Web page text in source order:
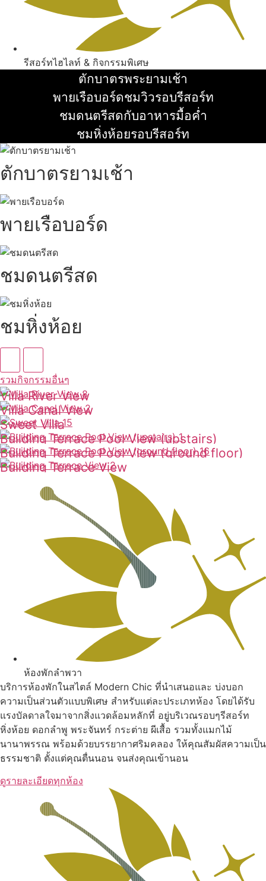
รีสอร์ทไฮไลท์ & กิจกรรมพิเศษ
ตักบาตรพระยามเช้า
อ่านเพิ่ม
พายเรือบอร์ดชมวิวรอบรีสอร์ท
อ่านเพิ่ม
ชมดนตรีสดกับอาหารมื้อค่ำ
อ่านเพิ่ม
ชมหิ่งห้อยรอบรีสอร์ท
ตักบาตรยามเช้า
พายเรือบอร์ด
ชมดนตรีสด
ชมหิ่งห้อย
รวมกิจกรรมอื่นๆ
Villa River View
ดูเพิ่มเติม
Villa Canal View
ดูเพิ่มเติม
Sweet Villa
ดูเพิ่มเติม
Building Terrace Pool View (upstairs)
ดูเพิ่มเติม
Building Terrace Pool View (ground floor)
ดูเพิ่มเติม
Building Terrace View
ห้องพักลำพวา
บริการห้องพักในสไตล์ Modern Chic ที่นำเสนอและ บ่งบอก
ความเป็นส่วนตัวแบบพิเศษ สำหรับแต่ละประเภทห้อง โดยได้รับ
แรงบัลดาลใจมาจากสิ่งแวดล้อมหลักที่ อยู่บริเวณรอบๆรีสอร์ท
หิ่งห้อย ดอกลำพู พระจันทร์ กระต่าย ผีเสื้อ รวมทั้งแมกไม้
นานาพรรณ พร้อมด้วยบรรยากาศริมคลอง ให้คุณสัมผัสความเป็น
ธรรมชาติ ตั้งแต่คุณตื่นนอน จนส่งคุณเข้านอน
ดูรายละเอียดทุกห้อง